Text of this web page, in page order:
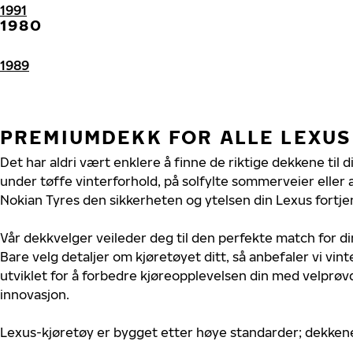
1991
1980
1989
PREMIUMDEKK FOR ALLE
Det har aldri vært enklere å finne de riktige dekkene til
under tøffe vinterforhold, på solfylte sommerveier eller
Nokian Tyres den sikkerheten og ytelsen din Lexus
Vår dekkvelger veileder deg til den perfekte match for
Bare velg detaljer om kjøretøyet ditt, så anbefaler vi
utviklet for å forbedre kjøreopplevelsen din med
innovasjon.
Lexus-kjøretøy er bygget etter høye standarder;